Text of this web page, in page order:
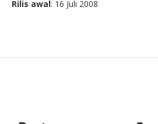
Rilis awal: 16 Juli 2008